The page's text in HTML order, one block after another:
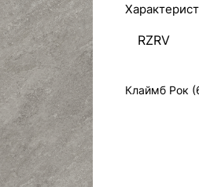
RZRV
Клаймб Рок